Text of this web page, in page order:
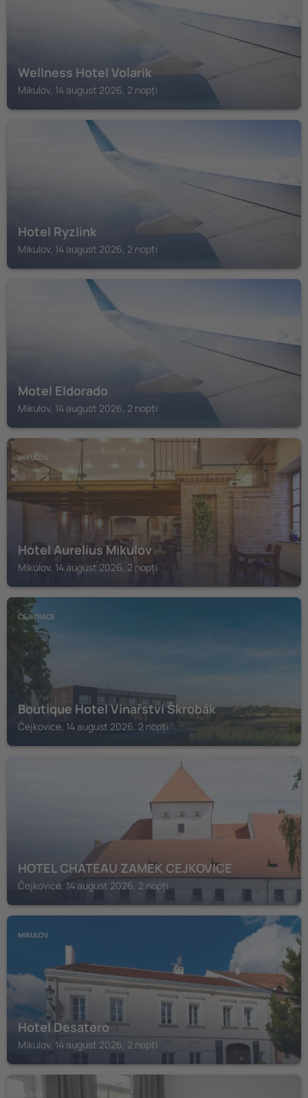
Wellness Hotel Volarik
Mikulov, 14 august 2026, 2 nopți
Hotel Ryzlink
Mikulov, 14 august 2026, 2 nopți
Motel Eldorado
Mikulov, 14 august 2026, 2 nopți
MIKULOV
Hotel Aurelius Mikulov
Mikulov, 14 august 2026, 2 nopți
ČEJKOVICE
Boutique Hotel Vinařství Škrobák
Čejkovice, 14 august 2026, 2 nopți
HOTEL CHATEAU ZAMEK CEJKOVICE
Čejkovice, 14 august 2026, 2 nopți
MIKULOV
Hotel Desatero
Mikulov, 14 august 2026, 2 nopți
VALTICE